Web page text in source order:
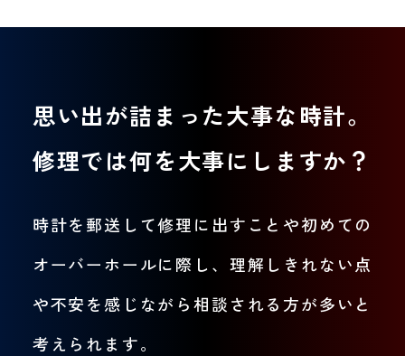
思い出が詰まった大事な時計。
修理では何を大事にしますか？
時計を郵送して修理に出すことや初めての
オーバーホールに際し、理解しきれない点
や不安を感じながら相談される方が多いと
考えられます。